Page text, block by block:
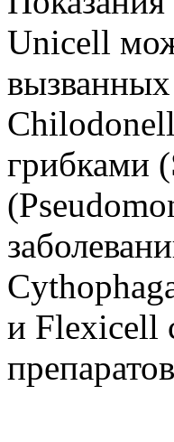
Unicell
грибками
и Flexicell